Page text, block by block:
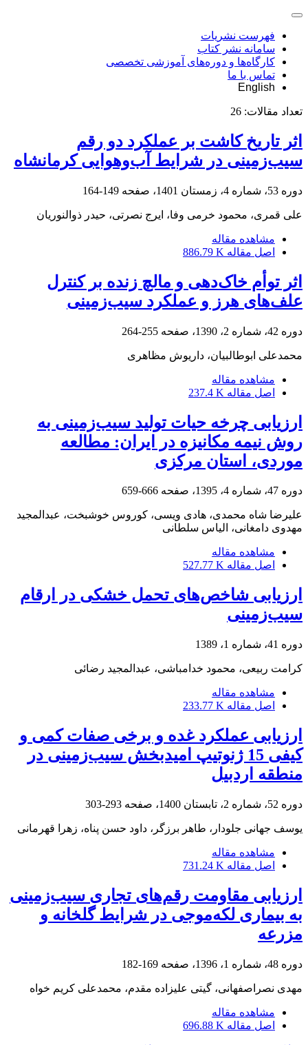
فهرست نشریات
سامانه نشر کتاب
کارگاه‌ها و دوره‌های آموزشی تخصصی
تماس با ما
English
تعداد مقالات: 26
اثر تاریخ کاشت بر عملکرد دو رقم
سیب‌زمینی در شرایط آب‌وهوایی کرمانشاه
دوره 53، شماره 4، زمستان 1401، صفحه 149-164
علی قمری، محمود خرمی وفا، ایرج نصرتی، حیدر ذوالنوریان
مشاهده مقاله
اصل مقاله 886.79 K
اثر توأم خاک‌دهی و مالچ زنده بر کنترل
علف‌های هرز و عملکرد سیب‌زمینی
دوره 42، شماره 2، 1390، صفحه 255-264
محمدعلی ابوطالبیان، داریوش مظاهری
مشاهده مقاله
اصل مقاله 237.4 K
ارزیابی چرخه حیات تولید سیب‌زمینی ‌به
روش نیمه مکانیزه در ایران: مطالعه
موردی، استان مرکزی
دوره 47، شماره 4، 1395، صفحه 666-659
علیرضا شاه محمدی، هادی ویسی، کوروس خوشبخت، عبدالمجید
مهدوی دامغانی، الیاس سلطانی
مشاهده مقاله
اصل مقاله 527.77 K
ارزیابی شاخص‌های تحمل خشکی در ارقام
سیب‌زمینی
دوره 41، شماره 1، 1389
کرامت ربیعی، محمود خدامباشی، عبدالمجید رضائی
مشاهده مقاله
اصل مقاله 233.77 K
ارزیابی عملکرد غده و برخی صفات کمی و
کیفی 15 ژنوتیپ امیدبخش سیب‌زمینی در
منطقه اردبیل
دوره 52، شماره 2، تابستان 1400، صفحه 293-303
یوسف جهانی جلودار، طاهر برزگر، داود حسن پناه، زهرا قهرمانی
مشاهده مقاله
اصل مقاله 731.24 K
ارزیابی مقاومت رقم‌های تجاری سیب‌زمینی
به بیماری لکه‌موجی در شرایط گلخانه و
مزرعه
دوره 48، شماره 1، 1396، صفحه 169-182
مهدی نصراصفهانی، گیتی علیزاده مقدم، محمدعلی کریم خواه
مشاهده مقاله
اصل مقاله 696.88 K